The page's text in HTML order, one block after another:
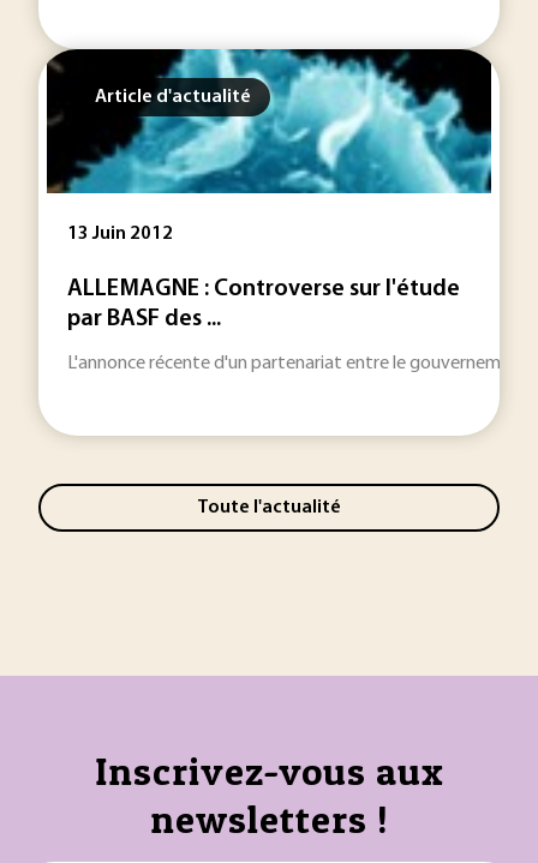
Article d'actualité
13 Juin 2012
ALLEMAGNE : Controverse sur l'étude
par BASF des ...
L'annonce récente d'un partenariat entre le gouvernement
Toute l'actualité
Inscrivez-vous aux
newsletters !